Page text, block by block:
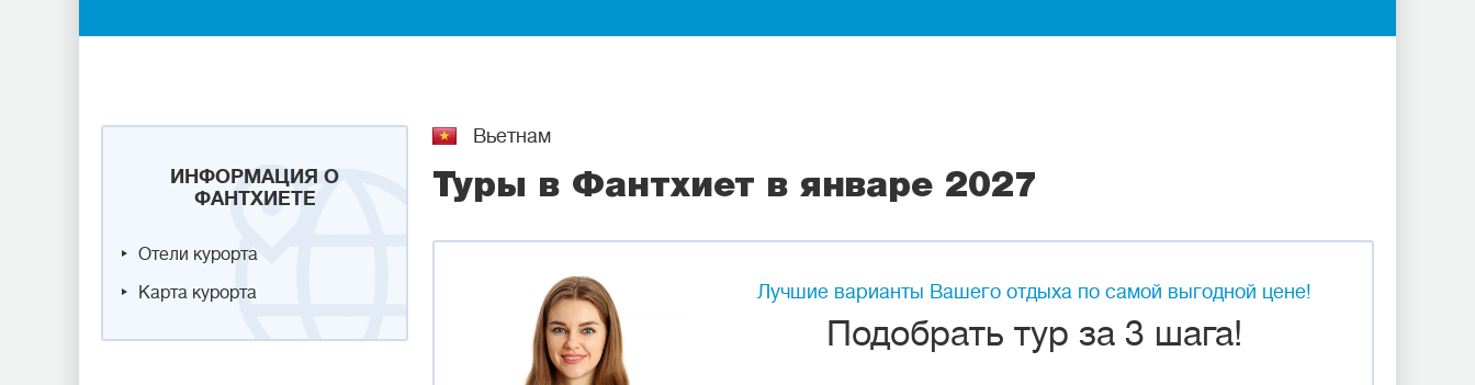
ИНФОРМАЦИЯ О
ФАНТХИЕТЕ
Отели курорта
Карта курорта
Вьетнам
Туры в Фантхиет в январе 2027
Лучшие варианты Вашего отдыха по самой выгодной цене!
Подобрать тур за 3 шага!